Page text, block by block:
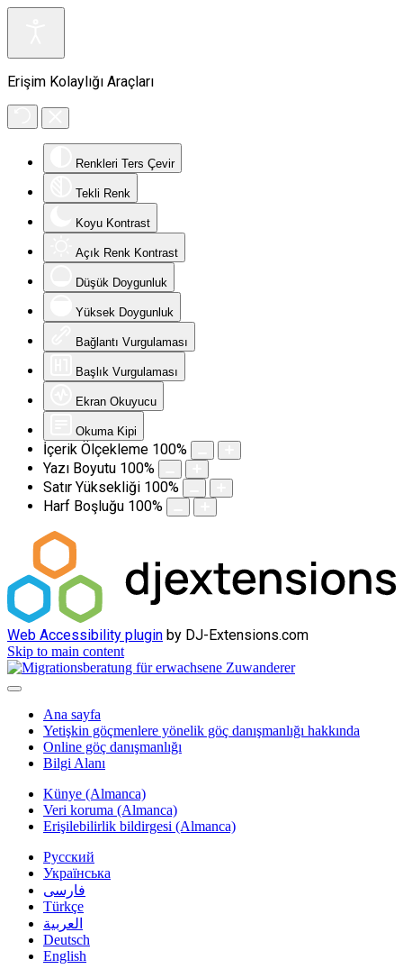
Erişim Kolaylığı Araçları
Renkleri Ters Çevir
Tekli Renk
Koyu Kontrast
Açık Renk Kontrast
Düşük Doygunluk
Yüksek Doygunluk
Bağlantı Vurgulaması
Başlık Vurgulaması
Ekran Okuyucu
Okuma Kipi
İçerik Ölçekleme 100%
Yazı Boyutu 100%
Satır Yüksekliği 100%
Harf Boşluğu 100%
Web Accessibility plugin by DJ-Extensions.com
Skip to main content
Ana sayfa
Yetişkin göçmenlere yönelik göç danışmanlığı hakkında
Online göç danışmanlığı
Bilgi Alanı
Künye (Almanca)
Veri koruma (Almanca)
Erişilebilirlik bildirgesi (Almanca)
Русский
Українська
فارسی
Türkçe
العربية
Deutsch
English